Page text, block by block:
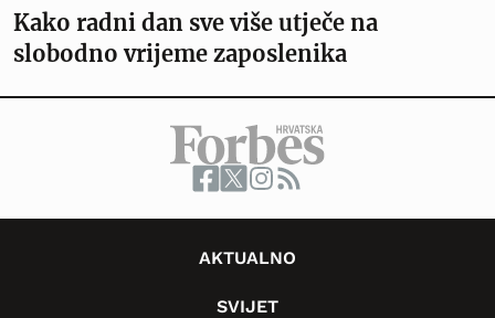
Kako radni dan sve više utječe na
slobodno vrijeme zaposlenika
AKTUALNO
SVIJET